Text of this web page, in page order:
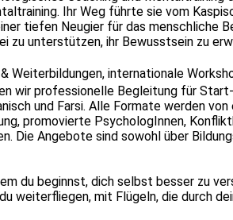
Ihr Weg führte sie vom
tiefen Neugier für das menschliche
zu unterstützen, ihr Bewusstsein zu
Weiterbildungen, internationale
wir professionelle Begleitung für
und Farsi. Alle Formate werden
promovierte PsychologInnen,
Die Angebote sind sowohl über
du beginnst, dich selbst besser zu
weiterfliegen, mit Flügeln, die durch